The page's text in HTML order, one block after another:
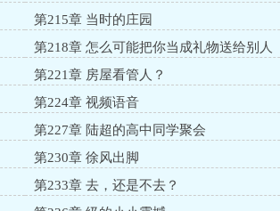
第215章 当时的庄园
第218章 怎么可能把你当成礼物送给别人
第221章 房屋看管人？
第224章 视频语音
第227章 陆超的高中同学聚会
第230章 徐风出脚
第233章 去，还是不去？